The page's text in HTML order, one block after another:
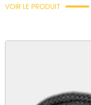
VOIR LE PRODUIT